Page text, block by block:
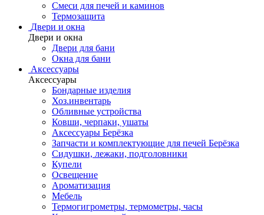
Смеси для печей и каминов
Термозащита
Двери и окна
Двери и окна
Двери для бани
Окна для бани
Аксессуары
Аксессуары
Бондарные изделия
Хоз.инвентарь
Обливные устройства
Ковши, черпаки, ушаты
Аксессуары Берёзка
Запчасти и комплектующие для печей Берёзка
Сидушки, лежаки, подголовники
Купели
Освещение
Ароматизация
Мебель
Термогигрометры, термометры, часы